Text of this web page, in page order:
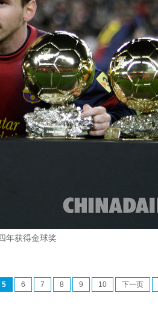
年获得金球奖
5 6 7 8 9 10 下一页